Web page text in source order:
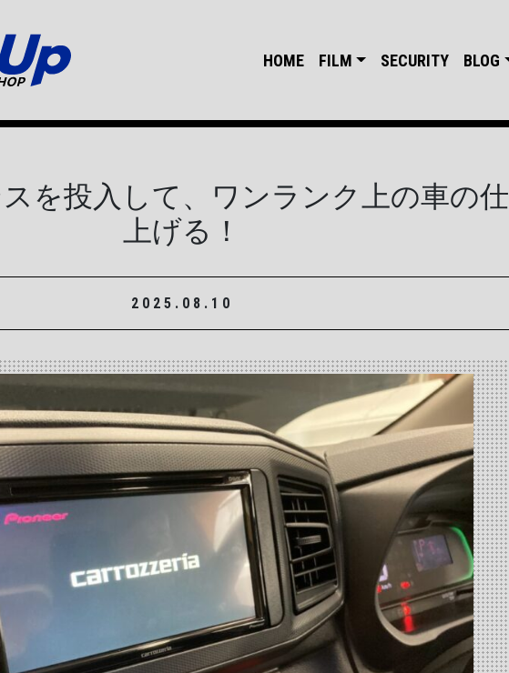
ン HOME FILM SECURITY BLOG
を投入して、ワンランク上の車の仕
上げる！
2025.08.10